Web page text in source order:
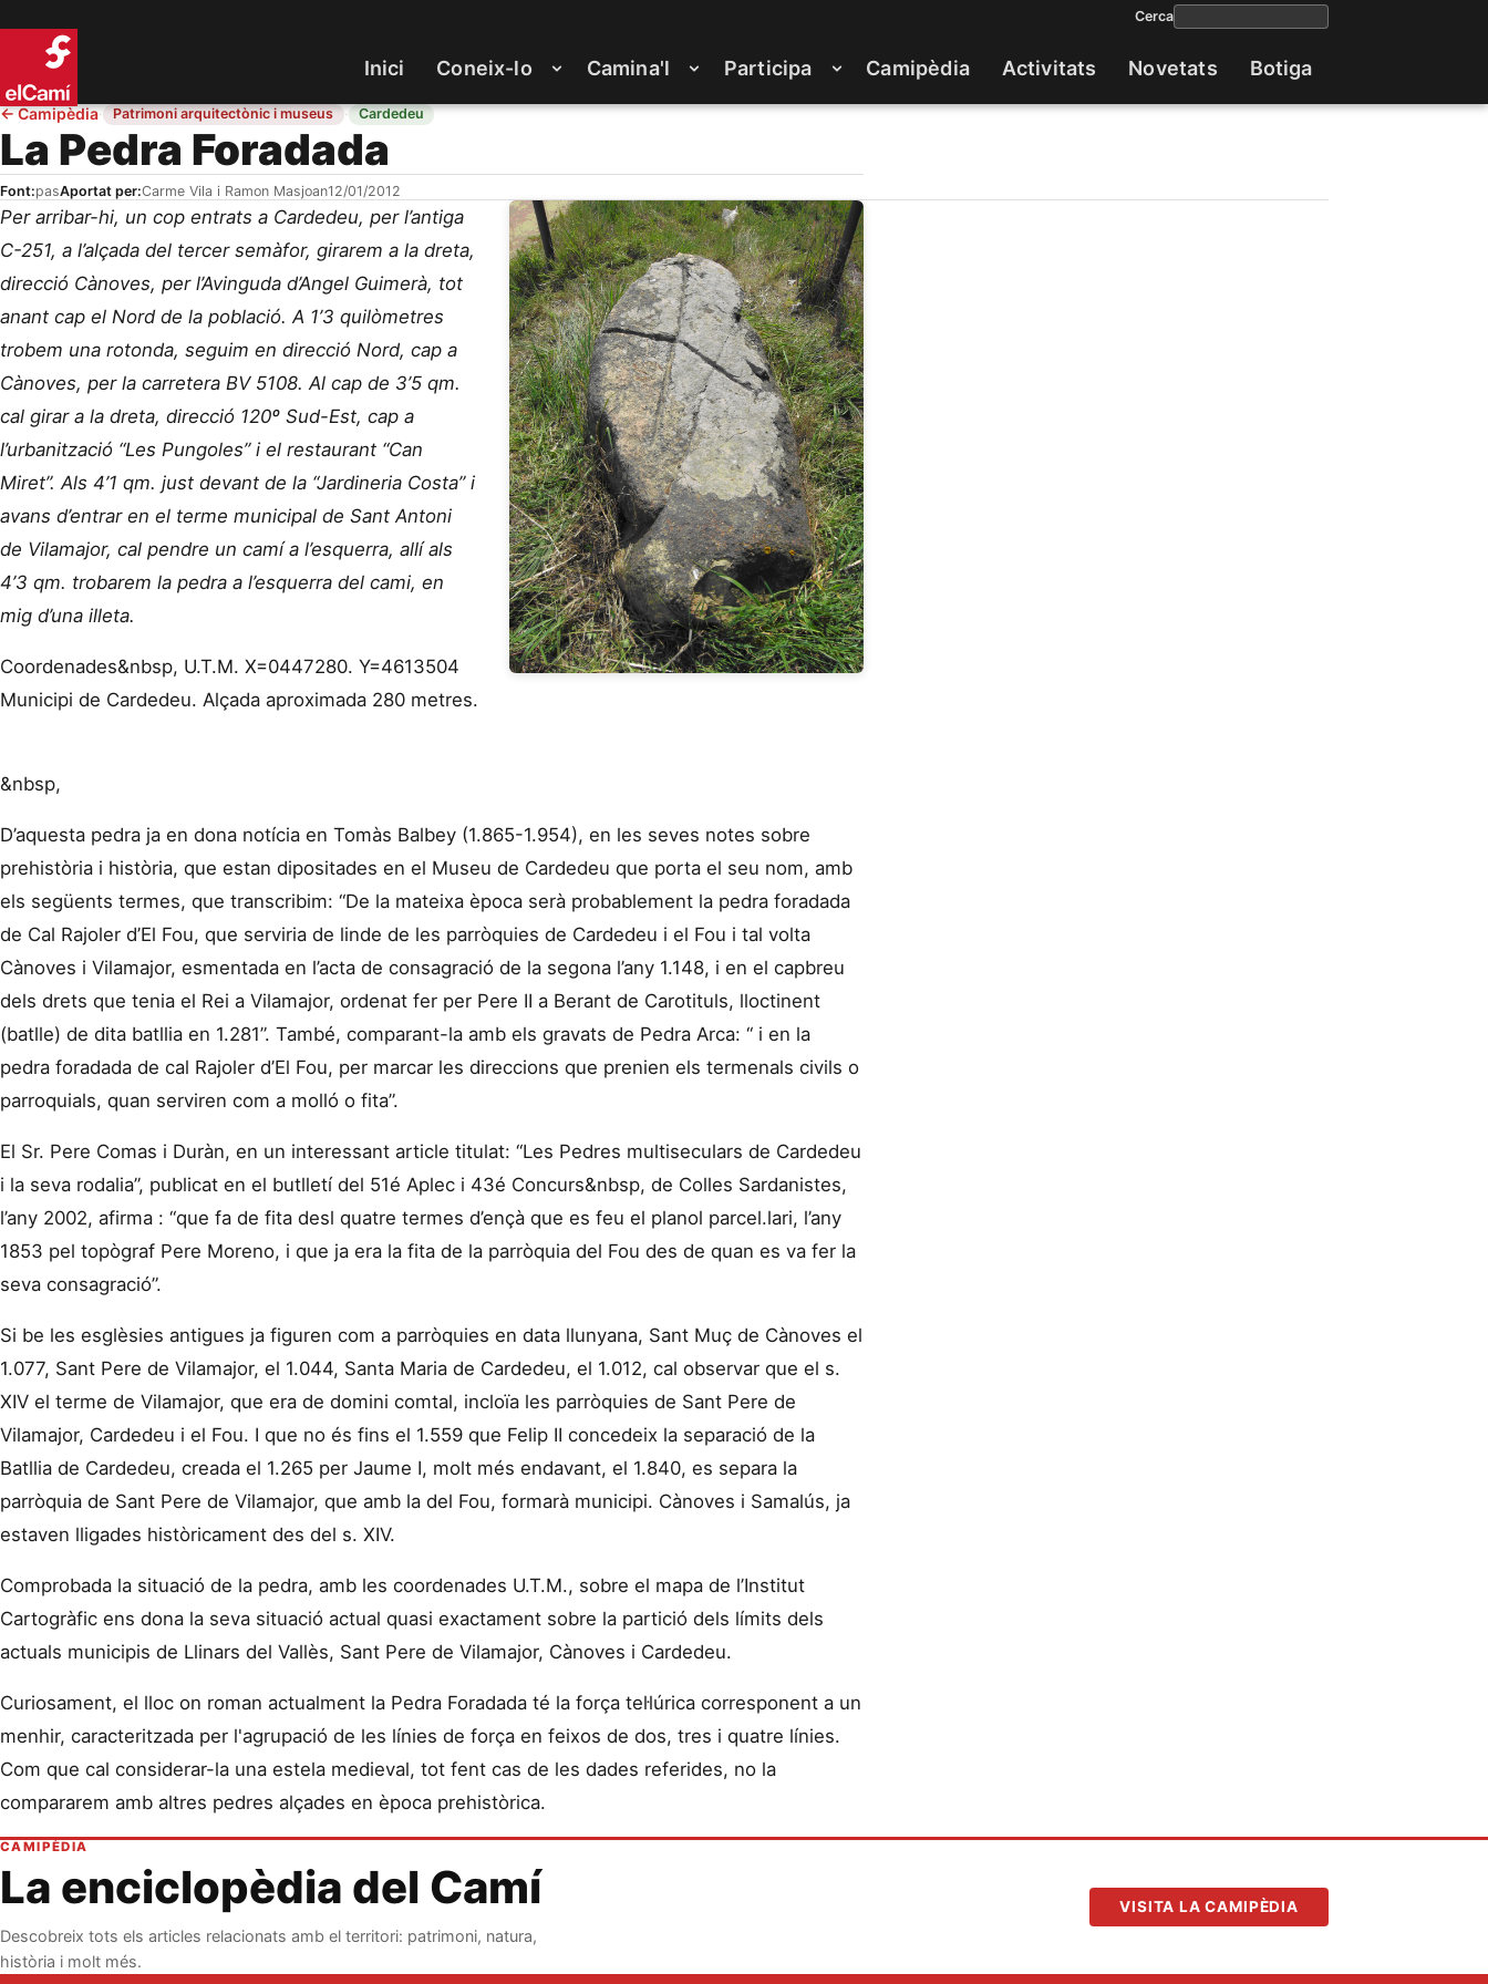
Cerca
Inici Coneix-lo Camina'l Participa Camipèdia Activitats Novetats Botiga
←Camipèdia· Patrimoni arquitectònic i museus · Cardedeu
La Pedra Foradada
Font:pasAportat per:Carme Vila i Ramon Masjoan12/01/2012
Per arribar-hi, un cop entrats a Cardedeu, per l’antiga
C-251, a l’alçada del tercer semàfor, girarem a la dreta,
direcció Cànoves, per l’Avinguda d’Angel Guimerà, tot
anant cap el Nord de la població. A 1’3 quilòmetres
trobem una rotonda, seguim en direcció Nord, cap a
Cànoves, per la carretera BV 5108. Al cap de 3’5 qm.
cal girar a la dreta, direcció 120º Sud-Est, cap a
l’urbanització “Les Pungoles” i el restaurant “Can
Miret”. Als 4’1 qm. just devant de la “Jardineria Costa” i
avans d’entrar en el terme municipal de Sant Antoni
de Vilamajor, cal pendre un camí a l’esquerra, allí als
4’3 qm. trobarem la pedra a l’esquerra del cami, en
mig d’una illeta.
Coordenades&nbsp, U.T.M. X=0447280. Y=4613504
Municipi de Cardedeu. Alçada aproximada 280 metres.
&nbsp,
D’aquesta pedra ja en dona notícia en Tomàs Balbey (1.865-1.954), en les seves notes sobre
prehistòria i història, que estan dipositades en el Museu de Cardedeu que porta el seu nom, amb
els següents termes, que transcribim: “De la mateixa època serà probablement la pedra foradada
de Cal Rajoler d’El Fou, que serviria de linde de les parròquies de Cardedeu i el Fou i tal volta
Cànoves i Vilamajor, esmentada en l’acta de consagració de la segona l’any 1.148, i en el capbreu
dels drets que tenia el Rei a Vilamajor, ordenat fer per Pere II a Berant de Carotituls, lloctinent
(batlle) de dita batllia en 1.281”. També, comparant-la amb els gravats de Pedra Arca: “ i en la
pedra foradada de cal Rajoler d’El Fou, per marcar les direccions que prenien els termenals civils o
parroquials, quan serviren com a molló o fita”.
El Sr. Pere Comas i Duràn, en un interessant article titulat: “Les Pedres multiseculars de Cardedeu
i la seva rodalia”, publicat en el butlletí del 51é Aplec i 43é Concurs&nbsp, de Colles Sardanistes,
l’any 2002, afirma : “que fa de fita desl quatre termes d’ençà que es feu el planol parcel.lari, l’any
1853 pel topògraf Pere Moreno, i que ja era la fita de la parròquia del Fou des de quan es va fer la
seva consagració”.
Si be les esglèsies antigues ja figuren com a parròquies en data llunyana, Sant Muç de Cànoves el
1.077, Sant Pere de Vilamajor, el 1.044, Santa Maria de Cardedeu, el 1.012, cal observar que el s.
XIV el terme de Vilamajor, que era de domini comtal, incloïa les parròquies de Sant Pere de
Vilamajor, Cardedeu i el Fou. I que no és fins el 1.559 que Felip II concedeix la separació de la
Batllia de Cardedeu, creada el 1.265 per Jaume I, molt més endavant, el 1.840, es separa la
parròquia de Sant Pere de Vilamajor, que amb la del Fou, formarà municipi. Cànoves i Samalús, ja
estaven lligades històricament des del s. XIV.
Comprobada la situació de la pedra, amb les coordenades U.T.M., sobre el mapa de l’Institut
Cartogràfic ens dona la seva situació actual quasi exactament sobre la partició dels límits dels
actuals municipis de Llinars del Vallès, Sant Pere de Vilamajor, Cànoves i Cardedeu.
Curiosament, el lloc on roman actualment la Pedra Foradada té la força tel·lúrica corresponent a un
menhir, caracteritzada per l'agrupació de les línies de força en feixos de dos, tres i quatre línies.
Com que cal considerar-la una estela medieval, tot fent cas de les dades referides, no la
compararem amb altres pedres alçades en època prehistòrica.
CAMIPÈDIA
La enciclopèdia del Camí
Descobreix tots els articles relacionats amb el territori: patrimoni, natura,
història i molt més.
VISITA LA CAMIPÈDIA